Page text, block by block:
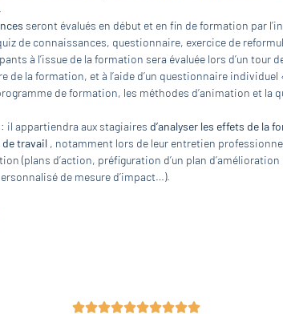
seront évalués en début et en fin de formation par
de connaissances, questionnaire, exercice de
à l’issue de la formation sera évaluée lors d’un tour
de la formation, et à l’aide d’un questionnaire
de formation, les méthodes d’animation et la
il appartiendra aux stagiaires d’analyser les effets de la
travail , notamment lors de leur entretien
(plans d’action, préfiguration d’un plan
de mesure d’impact…).
